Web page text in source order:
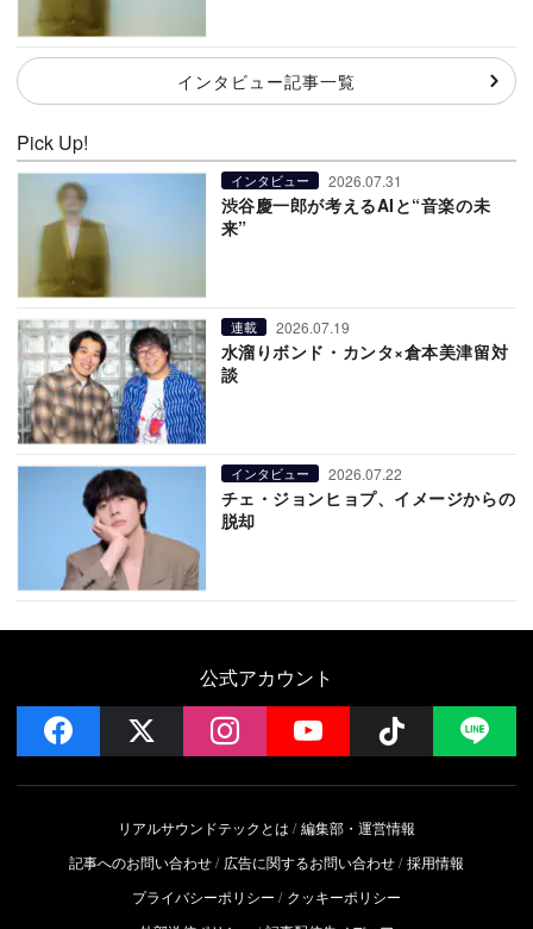
インタビュー記事一覧
Pick Up!
インタビュー 2026.07.31
渋谷慶一郎が考えるAIと“音楽の未
来”
連載 2026.07.19
水溜りボンド・カンタ×倉本美津留対
談
インタビュー 2026.07.22
チェ・ジョンヒョプ、イメージからの
脱却
公式アカウント
facebook instagramYouTube Follow
リアルサウンドテックとは
編集部・運営情報
記事へのお問い合わせ
広告に関するお問い合わせ 採用情報
プライバシーポリシー
クッキーポリシー